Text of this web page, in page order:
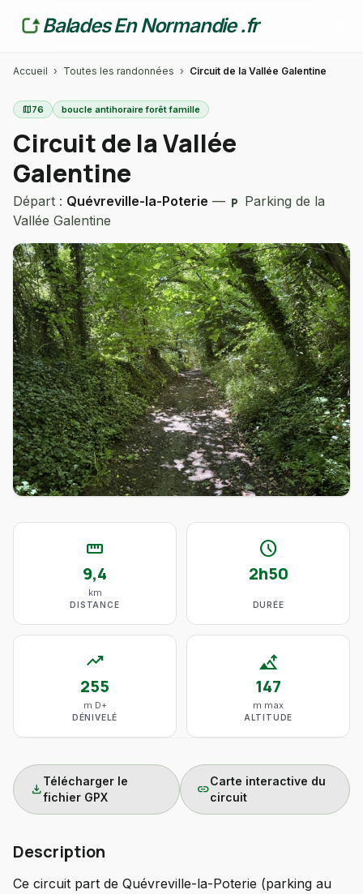
Balades En Normandie .fr
Accueil › Toutes les randonnées › Circuit de la Vallée Galentine
map76 boucle antihoraire forêt famille
Circuit de la Vallée
Galentine
Départ : Quévreville-la-Poterie — local_parking
Parking de la
Vallée Galentine
straighten
9,4
km
DISTANCE
schedule
2h50
DURÉE
trending_up
255
m D+
DÉNIVELÉ
altitude
147
m max
ALTITUDE
download
Télécharger le
fichier GPX
link
Carte interactive du
circuit
Description
Ce circuit part de Quévreville-la-Poterie (parking au